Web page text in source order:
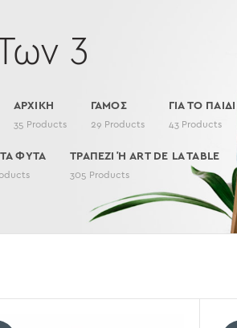
3
ΑΡΧΙΚΗ
35 Products
ΓΑΜΟΣ
29 Products
ΓΙΑ ΤΟ ΠΑΙΔΙ
43 Products
ΦΥΤΑ ΤΡΑΠΕΖΙ Ή ART DE LA TABLE
305 Products